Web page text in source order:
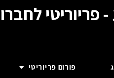
פורום פריוריטי